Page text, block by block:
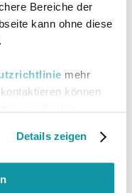
Bereiche der
kann ohne diese
mehr
können
Details zeigen